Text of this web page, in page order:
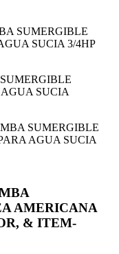
SUMERGIBLE
SUCIA 3/4HP
AMERICANA
& ITEM-